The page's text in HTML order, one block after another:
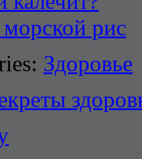
рис
Здоровье